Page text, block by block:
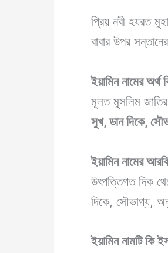
প্রিয় নবী হযরত
বাবার উপর
ইয়ামিননামের অর্থ
মূলত মুসলিম জাতির
সুখ, ডান দিকে,
ইয়ামিননামের
উৎপত্তিগত দিক
দিকে, সৌভাগ্য,
ইয়ামিননামটি কি